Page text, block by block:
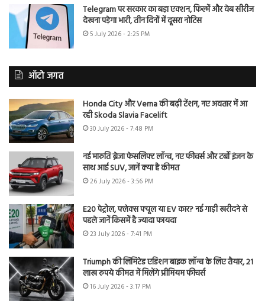
Telegram पर सरकार का बड़ा एक्शन, फिल्में और वेब सीरीज
देखना पड़ेगा भारी, तीन दिनों में दूसरा नोटिस
5 July 2026 - 2:25 PM
ऑटो जगत
Honda City और Verna की बढ़ी टेंशन, नए अवतार में आ
रही Skoda Slavia Facelift
30 July 2026 - 7:48 PM
नई मारुति ब्रेजा फेसलिफ्ट लॉन्च, नए फीचर्स और टर्बो इंजन के
साथ आई SUV, जानें क्या है कीमत
26 July 2026 - 3:56 PM
E20 पेट्रोल, फ्लेक्स फ्यूल या EV कार? नई गाड़ी खरीदने से
पहले जानें किसमें है ज्यादा फायदा
23 July 2026 - 7:41 PM
Triumph की लिमिटेड एडिशन बाइक लॉन्च के लिए तैयार, 21
लाख रुपये कीमत में मिलेंगे प्रीमियम फीचर्स
16 July 2026 - 3:17 PM